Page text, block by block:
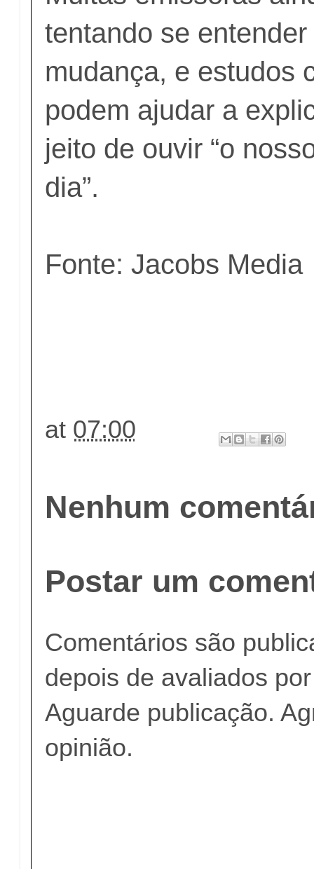
tentando se
mudança, e estudos
podem ajudar a
jeito de ouvir “o
dia”.
Fonte: Jacobs Media
at 07:00
Nenhum
Postar um
Comentários são
depois de avaliados
Aguarde publicação.
opinião.